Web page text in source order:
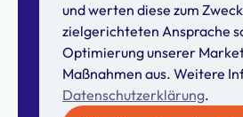
und werten diese zum
zielgerichteten Ansprache
Optimierung unserer
Maßnahmen aus. Weitere
Datenschutzerklärung.